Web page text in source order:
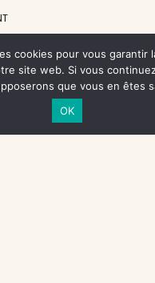
cookies pour vous garantir
site web. Si vous
que vous en êtes
OK